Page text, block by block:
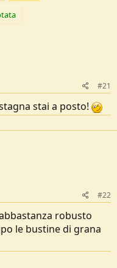
#21
stai a posto!
#22
robusto
le bustine di grana